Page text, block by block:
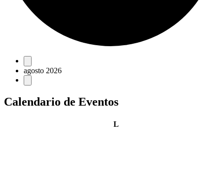
Eventos
agosto 2026
Calendario de Eventos
Llunes